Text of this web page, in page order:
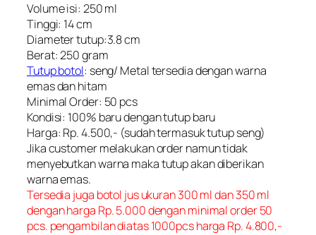
Volume isi: 250 ml
Tinggi: 14 cm
Diameter tutup:3.8 cm
Berat: 250 gram
Tutup botol: seng/ Metal tersedia dengan warna
emas dan hitam
Minimal Order: 50 pcs
Kondisi: 100% baru dengan tutup baru
Harga: Rp. 4.500,- (sudah termasuk tutup seng)
Jika customer melakukan order namun tidak
menyebutkan warna maka tutup akan diberikan
warna emas.
Tersedia juga botol jus ukuran 300 ml dan 350 ml
dengan harga Rp. 5.000 dengan minimal order 50
pcs. pengambilan diatas 1000pcs harga Rp. 4.800,-